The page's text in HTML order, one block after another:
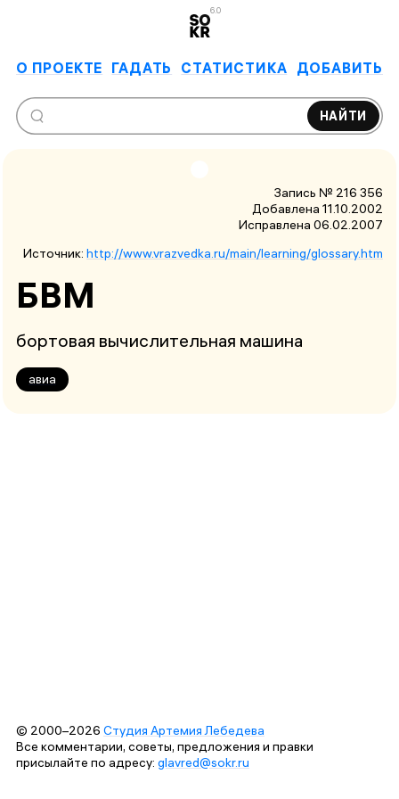
6.0
О ПРОЕКТЕ ГАДАТЬ СТАТИСТИКА ДОБАВИТЬ
НАЙТИ
Запись № 216 356
Добавлена 11.10.2002
Исправлена 06.02.2007
Источник: http://www.vrazvedka.ru/main/learning/glossary.htm
БВМ
бортовая вычислительная машина
авиа
© 2000–2026 Студия Артемия Лебедева
Все комментарии, советы, предложения и правки
присылайте по адресу: glavred@sokr.ru